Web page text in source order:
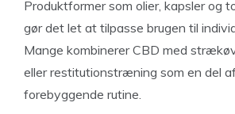
Produktformer som olier, kapsler og
gør det let at tilpasse brugen til
Mange kombinerer CBD med
eller restitutionstræning som en del
forebyggende rutine.